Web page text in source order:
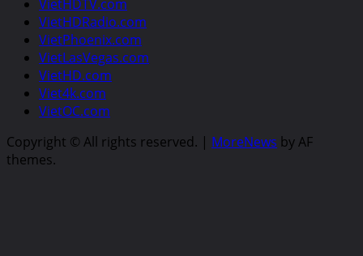
VietHDTV.com
VietHDRadio.com
VietPhoenix.com
VietLasVegas.com
VietHD.com
Viet4k.com
VietOC.com
Copyright © All rights reserved. | MoreNews by AF
themes.